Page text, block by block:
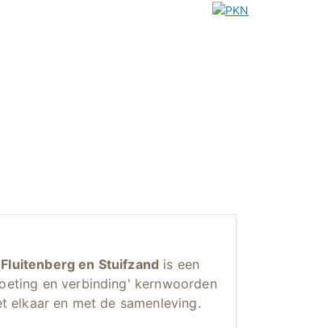
en Stuifzand is een
en verbinding' kernwoorden
elkaar en met de samenleving.